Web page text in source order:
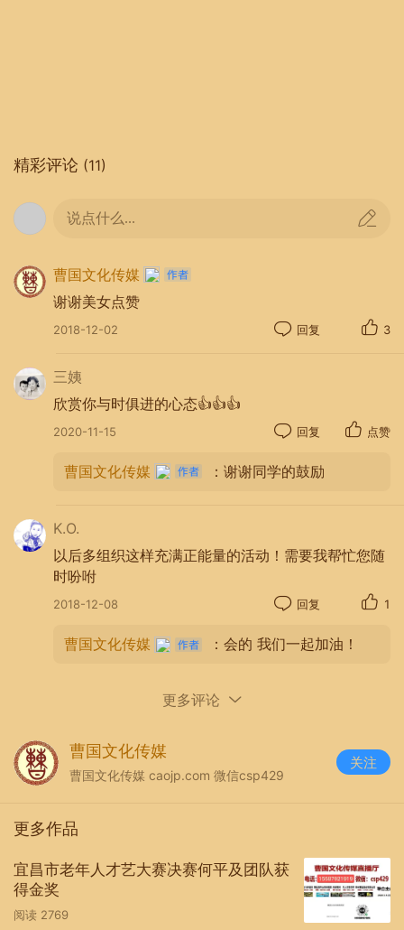
精彩评论 (11)
说点什么...
曹国文化传媒
谢谢美女点赞
2018-12-02 回复 3
三姨
欣赏你与时俱进的心态👍👍👍
2020-11-15 回复 点赞
曹国文化传媒 ：谢谢同学的鼓励
K.O.
以后多组织这样充满正能量的活动！需要我帮忙您随
时吩咐
2018-12-08 回复 1
曹国文化传媒 ：会的 我们一起加油！
更多评论
曹国文化传媒
曹国文化传媒 caojp.com 微信csp429
关注
更多作品
宜昌市老年人才艺大赛决赛何平及团队获
得金奖
阅读 2769